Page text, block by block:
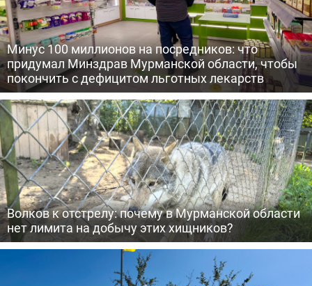
Минус 100 миллионов на посредников: что
придумал Минздрав Мурманской области, чтобы
покончить с дефицитом льготных лекарств
Волков к отстрелу: почему в Мурманской области
нет лимита на добычу этих хищников?